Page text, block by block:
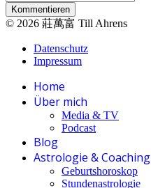
Kommentieren
© 2026 莊萬富 Till Ahrens
Datenschutz
Impressum
Home
Über mich
Media & TV
Podcast
Blog
Astrologie & Coaching
Geburtshoroskop
Stundenastrologie